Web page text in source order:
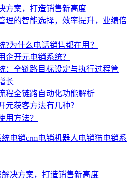
方案，打造销售新高度
理的智能选择，效率提升，业绩倍
?为什么电话销售都在用？
企开元电销系统？
：全链路目标设定与执行过程管
长
程全链路自动化功能解析
元获客方法有几种？
用方法？
统电销crm电销机器人 电销猫电销系
决方案，打造销售新高度